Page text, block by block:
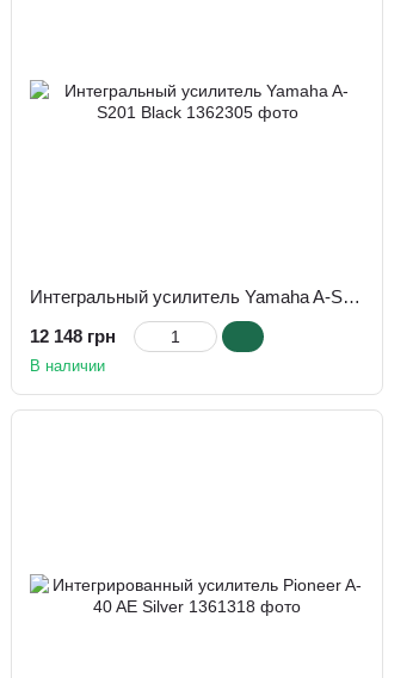
Интегральный усилитель Yamaha A-S201 Black
12 148 грн
В наличии